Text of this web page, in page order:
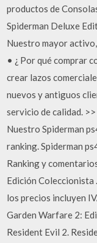
productos de
Spiderman Deluxe
Nuestro mayor
• ¿ Por qué comprar
crear lazos
nuevos y antiguos
servicio de calidad.
Nuestro Spiderman
ranking. Spiderman
Ranking y
Edición Coleccionista
los precios incluyen
Garden Warfare 2:
Resident Evil 2.